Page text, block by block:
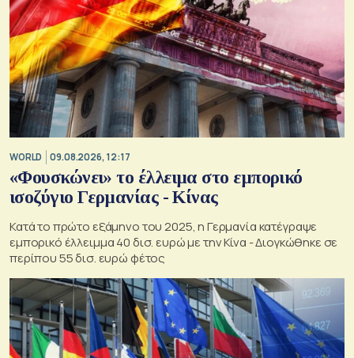
WORLD 09.08.2026, 12:17
«Φουσκώνει» το έλλειμα στο εμπορικό
ισοζύγιο Γερμανίας - Κίνας
Κατά το πρώτο εξάμηνο του 2025, η Γερμανία κατέγραψε
εμπορικό έλλειμμα 40 δισ. ευρώ με την Κίνα - Διογκώθηκε σε
περίπου 55 δισ. ευρώ φέτος